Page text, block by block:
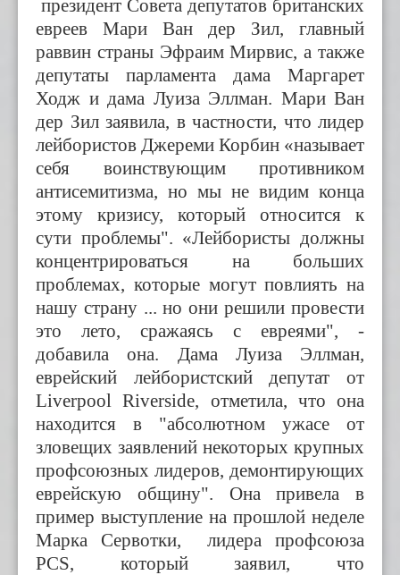
президент Совета депутатов британских
евреев Мари Ван дер Зил, главный
раввин страны Эфраим Мирвис, а также
депутаты парламента дама Маргарет
Ходж и дама Луиза Эллман. Мари Ван
дер Зил заявила, в частности, что лидер
лейбористов Джереми Корбин «называет
себя воинствующим противником
антисемитизма, но мы не видим конца
этому кризису, который относится к
сути проблемы". «Лейбористы должны
концентрироваться на больших
проблемах, которые могут повлиять на
нашу страну ... но они решили провести
это лето, сражаясь с евреями", -
добавила она. Дама Луиза Эллман,
еврейский лейбористский депутат от
Liverpool Riverside, отметила, что она
находится в "абсолютном ужасе от
зловещих заявлений некоторых крупных
профсоюзных лидеров, демонтирующих
еврейскую общину". Она привела в
пример выступление на прошлой неделе
Марка Сервотки, лидера профсоюза
PCS, который заявил, что